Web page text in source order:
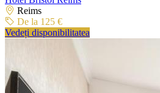
Reims
De la 125 €
Vedeți disponibilitatea